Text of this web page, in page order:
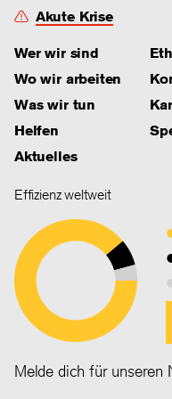
Akute Krise
Wer wir sind
Wo wir arbeiten
Was wir tun
Helfen
Aktuelles
Effizienz weltweit
Melde dich für unseren